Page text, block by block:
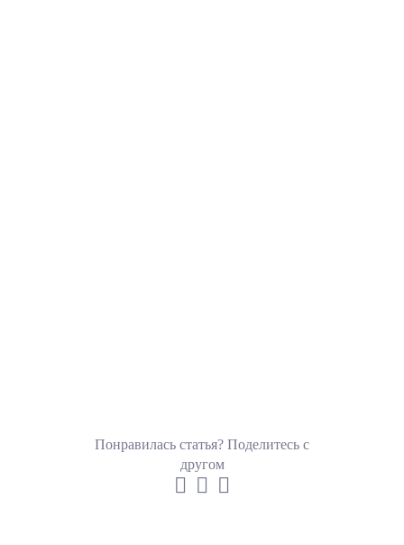
Понравилась статья? Поделитесь с
другом